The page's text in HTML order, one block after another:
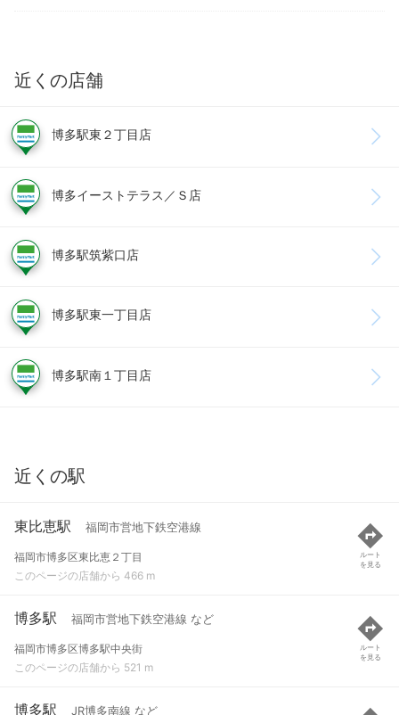
近くの店舗
博多駅東２丁目店
博多イーストテラス／Ｓ店
博多駅筑紫口店
博多駅東一丁目店
博多駅南１丁目店
近くの駅
東比恵駅 福岡市営地下鉄空港線
福岡市博多区東比恵２丁目
このページの店舗から 466 m
ルート
を見る
博多駅 福岡市営地下鉄空港線 など
福岡市博多区博多駅中央街
このページの店舗から 521 m
ルート
を見る
博多駅 JR博多南線 など